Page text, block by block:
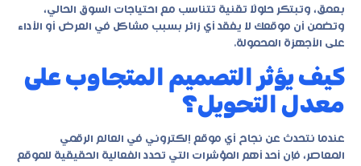
بعمق، وتبتكر حلولًا تقنية تتناسب مع احتياجات السوق الحالي،
وتضمن أن موقعك لا يفقد أي زائر بسبب مشاكل في العرض أو الأداء
على الأجهزة المحمولة.
كيف يؤثر التصميم المتجاوب على
معدل التحويل؟
عندما نتحدث عن نجاح أي موقع إلكتروني في العالم الرقمي
المعاصر، فإن أحد أهم المؤشرات التي تحدد الفعالية الحقيقية للموقع